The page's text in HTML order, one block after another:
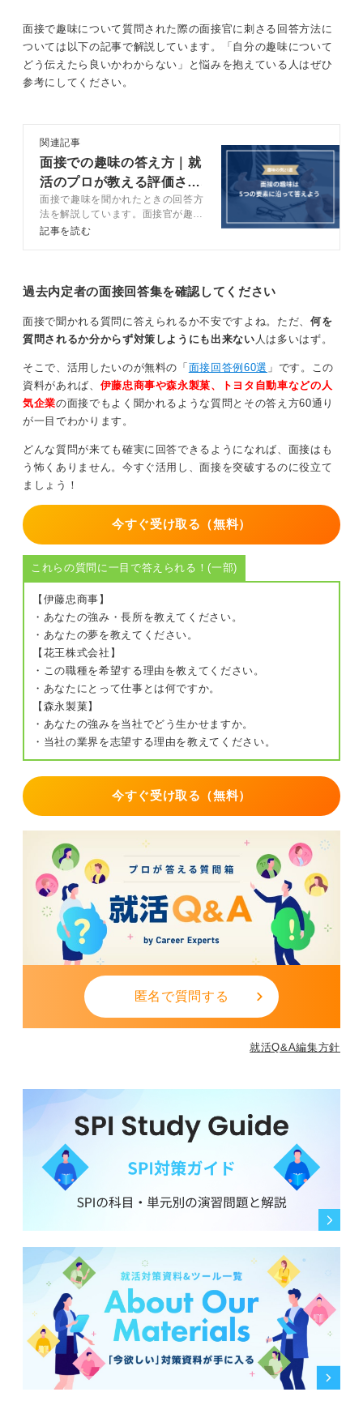
たとえば、ゲームが趣味であっても、eスポーツのように
趣味を通して培った能力や経験を、仕事にどう活かせる
かを具体的に伝えることが、効果的な自己アピールにつ
ながります。
2
面接で趣味について質問された際の面接官に刺さる回答方法に
ついては以下の記事で解説しています。「自分の趣味について
どう伝えたら良いかわからない」と悩みを抱えている人はぜひ
参考にしてください。
関連記事
面接での趣味の答え方｜就
活のプロが教える評価され
る趣味とは？
面接で趣味を聞かれたときの回答方
法を解説しています。面接官が趣味
を聞く意図を踏まえ、キャリアコン
象を残さない回答の方法も伝授しま
す。21例文も用意しているので、
自分らしい回答に役立てていきまし
記事を読む
過去内定者の面接回答集を確認してください
面接で聞かれる質問に答えられるか不安ですよね。ただ、 何を
質問されるか分からず対策しようにも出来ない 人は多いはず。
そこで、活用したいのが無料の「 面接回答例60選 」です。この
資料があれば、 伊藤忠商事や森永製菓、トヨタ自動車などの人
気企業の面接でもよく聞かれるような質問とその答え方60通り
が一目でわかります。
どんな質問が来ても確実に回答できるようになれば、面接はも
う怖くありません。今すぐ活用し、面接を突破するのに役立て
ましょう！
今すぐ受け取る（無料）
これらの質問に一目で答えられる！(一部)
【伊藤忠商事】
・あなたの強み・長所を教えてください。
・あなたの夢を教えてください。
【花王株式会社】
・この職種を希望する理由を教えてください。
・あなたにとって仕事とは何ですか。
【森永製菓】
・あなたの強みを当社でどう生かせますか。
・当社の業界を志望する理由を教えてください。
今すぐ受け取る（無料）
匿名で質問する
就活Q&A編集方針